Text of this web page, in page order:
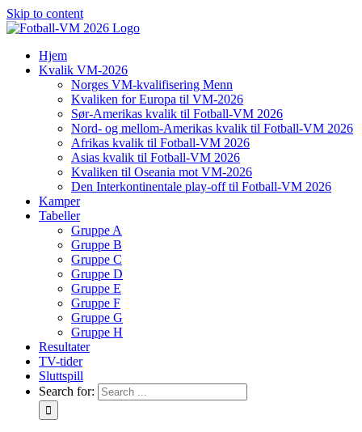
Skip to content
Hjem
Kvalik VM-2026
Norges VM-kvalifisering Menn
Kvaliken for Europa til VM-2026
Sør-Amerikas kvalik til Fotball-VM 2026
Nord- og mellom-Amerikas kvalik til Fotball-VM 2026
Afrikas kvalik til Fotball-VM 2026
Asias kvalik til Fotball-VM 2026
Kvaliken til Oseania mot VM-2026
Den Interkontinentale play-off til Fotball-VM 2026
Kamper
Tabeller
Gruppe A
Gruppe B
Gruppe C
Gruppe D
Gruppe E
Gruppe F
Gruppe G
Gruppe H
Resultater
TV-tider
Sluttspill
Search for: